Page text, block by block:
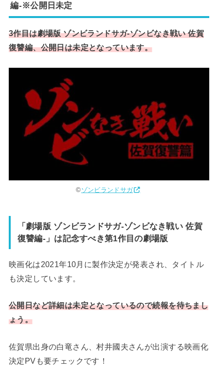
編-※公開日未定
3作目は劇場版 ゾンビランドサガ-ゾンビなき戦い 佐賀
復讐編、公開日は未定となっています。
©︎ゾンビランドサガ
「劇場版 ゾンビランドサガ-ゾンビなき戦い 佐賀
復讐編- 」は記念すべき第1作目の劇場版
映画化は2021年10月に製作決定が発表され、タイトル
も決定しています。
公開日など詳細は未定となっているので続報を待ちまし
ょう。
佐賀県出身の白竜さん、村井國夫さんが出演する映画化
決定PVも要チェックです！